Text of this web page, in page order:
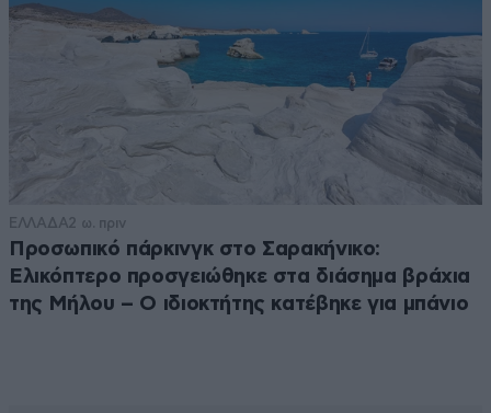
ΕΛΛΑΔΑ2 ω. πριν
Προσωπικό πάρκινγκ στο Σαρακήνικο:
Ελικόπτερο προσγειώθηκε στα διάσημα βράχια
της Μήλου – Ο ιδιοκτήτης κατέβηκε για μπάνιο